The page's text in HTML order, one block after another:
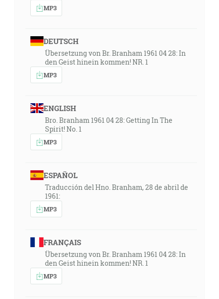
MP3
DEUTSCH
Übersetzung von Br. Branham 1961 04 28: In
den Geist hinein kommen! NR. 1
MP3
ENGLISH
Bro. Branham 1961 04 28: Getting In The
Spirit! No. 1
MP3
ESPAÑOL
Traducción del Hno. Branham, 28 de abril de
1961:
MP3
FRANÇAIS
Übersetzung von Br. Branham 1961 04 28: In
den Geist hinein kommen! NR. 1
MP3